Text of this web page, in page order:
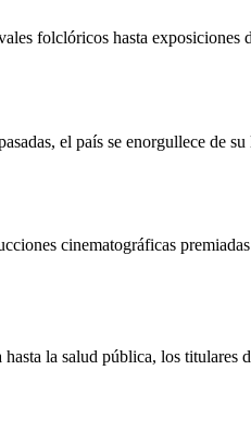
folclóricos hasta exposiciones
el país se enorgullece de
cinematográficas
la salud pública, los titulares